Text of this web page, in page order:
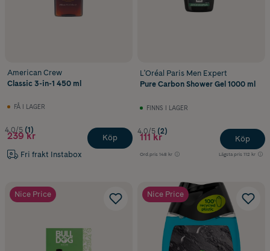
American Crew
Classic 3-in-1 450 ml
FÅ I LAGER
4.0/5 (1)
239 kr
Fri frakt Instabox
Köp
L'Oréal Paris Men Expert
Pure Carbon Shower Gel 1000 ml
FINNS I LAGER
4.0/5 (2)
111 kr
Ord.pris 148 kr Lägsta pris 112 kr
Köp
Nice Price Nice Price